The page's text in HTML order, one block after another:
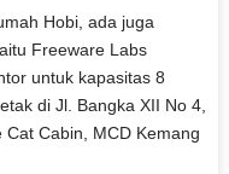
Hobi, ada juga
Freeware Labs
untuk kapasitas 8
di Jl. Bangka XII No 4,
Cabin, MCD Kemang